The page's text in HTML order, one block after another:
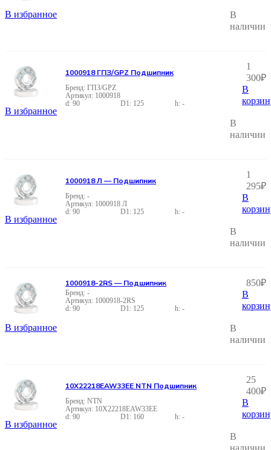
В избранное
В
наличии
В избранное
1000918
90
125 -
ГПЗ/GPZ
1000918 ГПЗ/GPZ Подшипник
1
300₽
В
В
наличии
В избранное
1000918 Л
90
125 -
-
1000918 Л — Подшипник
1
295₽
В
В
наличии
В избранное
1000918-2RS
90
125 -
-
1000918-2RS — Подшипник 850₽
В
В
наличии
В избранное
10X22218EAW33EE
90
160 -
NTN
10X22218EAW33EE NTN Подшипник
25
400₽
В
В
наличии